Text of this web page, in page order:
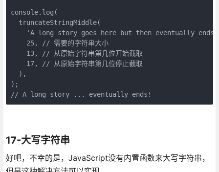
console.log(
  truncateStringMiddle(
'A long story goes here but then eventually
    25, // 需要的字符串大小
    13, // 从原始字符串第几位开始截取
    17, // 从原始字符串第几位停止截取
  ),
);
// A long story ... eventually ends!
17-大写字符串
好吧，不幸的是，JavaScript没有内置函数来大写字符串，